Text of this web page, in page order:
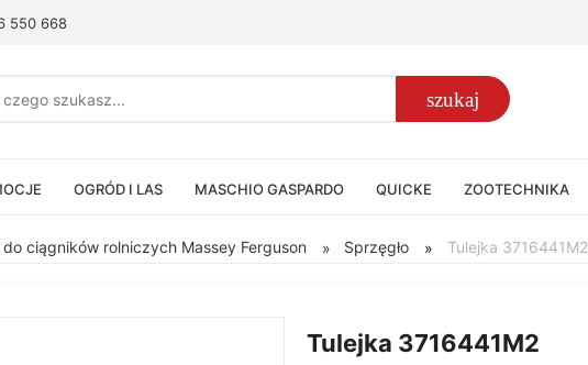
550 668
szukaj
OGRÓD I LAS MASCHIO GASPARDO QUICKE ZOOTECHNIKA
do ciągników rolniczych Massey Ferguson » Sprzęgło » Tulejka 3716441M2
Tulejka 3716441M2